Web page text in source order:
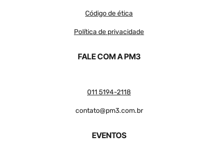
Código de ética
Política de privacidade
FALE COM A PM3
011 5194-2118
contato@pm3.com.br
EVENTOS